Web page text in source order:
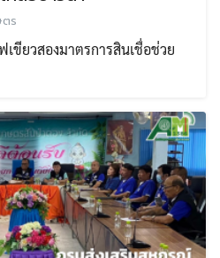
ร
ขียวสองมาตรการสินเชื่อช่วย